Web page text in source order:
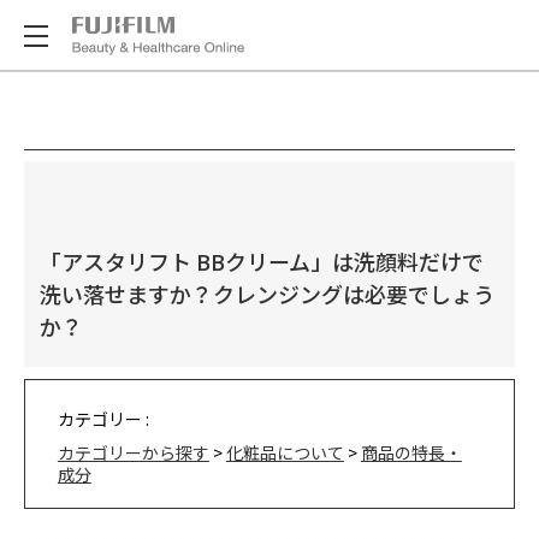
「アスタリフト BBクリーム」は洗顔料だけで
洗い落せますか？クレンジングは必要でしょう
か？
カテゴリー :
カテゴリーから探す >化粧品について > 商品の特長・
成分